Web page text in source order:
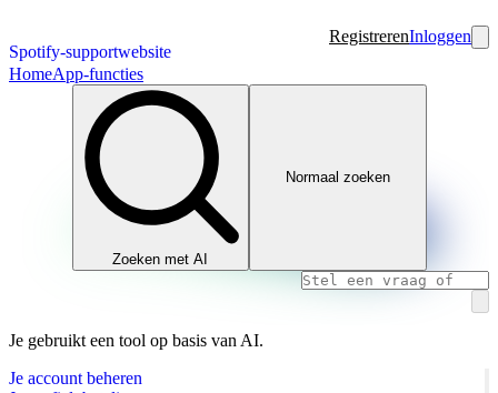
Spotify-supportwebsite
RegistrerenInloggen
HomeApp-functies
Zoeken met AI
Normaal zoeken
Je gebruikt een tool op basis van AI.
Je account beheren